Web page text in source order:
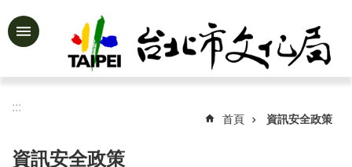
跳到主要內容區塊
進
:::
首頁 資訊安全政策
資訊安全政策